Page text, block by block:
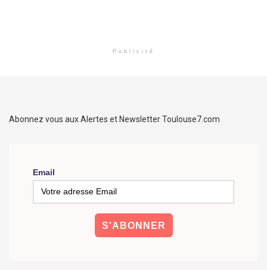
Publicité
Abonnez vous aux Alertes et Newsletter Toulouse7.com
Email